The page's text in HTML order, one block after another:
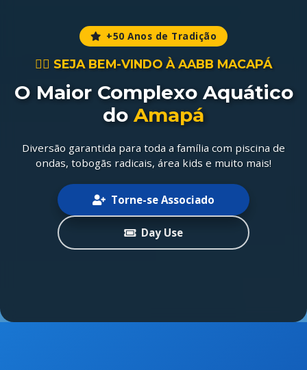
+50 Anos de Tradição
🏊‍♂️ SEJA BEM-VINDO À AABB MACAPÁ
O Maior Complexo Aquático
do Amapá
Diversão garantida para toda a família com piscina de
ondas, tobogãs radicais, área kids e muito mais!
Torne-se Associado
Day Use